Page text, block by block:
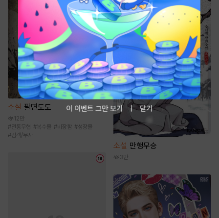
소설 팔면도도
12만
#전통무협 #복수물 #비장함 #성장물
#검객/무사
소설 만행무승
3만
이 이벤트 그만 보기 닫기